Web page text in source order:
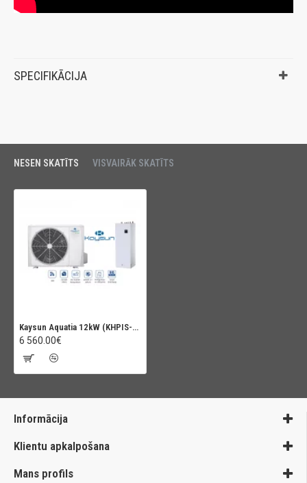
SPECIFIKĀCIJA
NESEN SKATĪTS VISVAIRĀK SKATĪTS
Kaysun Aquatia 12kW (KHPIS-BI 12 PRO XL),ar iebuvētu karstā ūdens tvertni 240L
6 560.00€
Informācija
Klientu apkalpošana
Mans profils